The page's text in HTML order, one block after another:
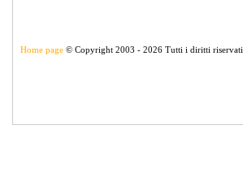
Home page © Copyright 2003 - 2026 Tutti i diritti riservati.